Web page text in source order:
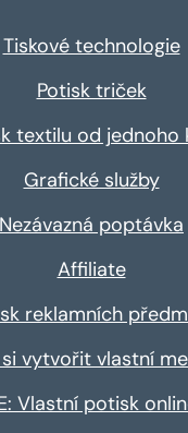
Tiskové technologie
Potisk triček
textilu od jednoho
Grafické služby
Nezávazná poptávka
Affiliate
reklamních
vytvořit vlastní
Vlastní potisk